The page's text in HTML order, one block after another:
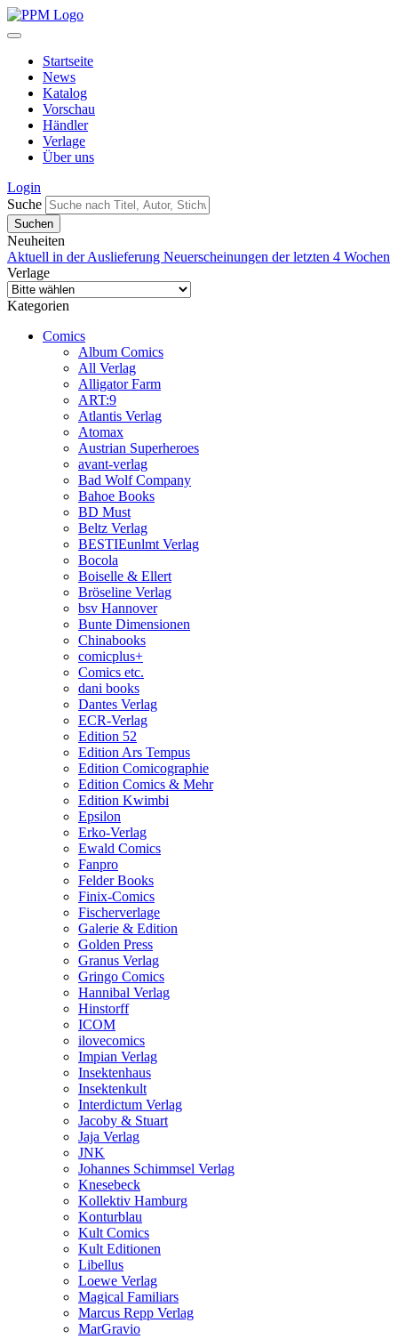
Startseite
News
Katalog
Vorschau
Händler
Verlage
Über uns
Login
Suche
Neuheiten
Aktuell in der Auslieferung Neuerscheinungen der letzten 4 Wochen
Verlage
Kategorien
Comics
Album Comics
All Verlag
Alligator Farm
ART:9
Atlantis Verlag
Atomax
Austrian Superheroes
avant-verlag
Bad Wolf Company
Bahoe Books
BD Must
Beltz Verlag
BESTIEunlmt Verlag
Bocola
Boiselle & Ellert
Bröseline Verlag
bsv Hannover
Bunte Dimensionen
Chinabooks
comicplus+
Comics etc.
dani books
Dantes Verlag
ECR-Verlag
Edition 52
Edition Ars Tempus
Edition Comicographie
Edition Comics & Mehr
Edition Kwimbi
Epsilon
Erko-Verlag
Ewald Comics
Fanpro
Felder Books
Finix-Comics
Fischerverlage
Galerie & Edition
Golden Press
Granus Verlag
Gringo Comics
Hannibal Verlag
Hinstorff
ICOM
ilovecomics
Impian Verlag
Insektenhaus
Insektenkult
Interdictum Verlag
Jacoby & Stuart
Jaja Verlag
JNK
Johannes Schimmsel Verlag
Knesebeck
Kollektiv Hamburg
Konturblau
Kult Comics
Kult Editionen
Libellus
Loewe Verlag
Magical Familiars
Marcus Repp Verlag
MarGravio